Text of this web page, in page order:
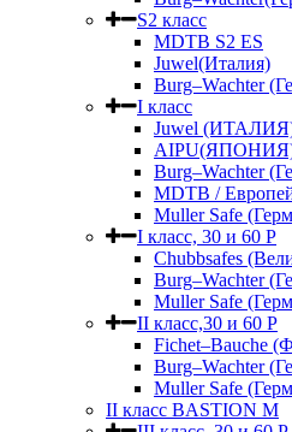
S2 класс
MDTB S2 ES
Juwel(Италия)
Burg–Wachter
I класс
Juwel
Burg–Wachter
MDTB /
Muller Safe
I класс, 30 и 60 P
Chubbsafes
Burg–Wachter
Muller Safe
II класс,30 и 60 P
Fichet–Bauche
Burg–Wachter
Muller Safe
II класс BASTION M